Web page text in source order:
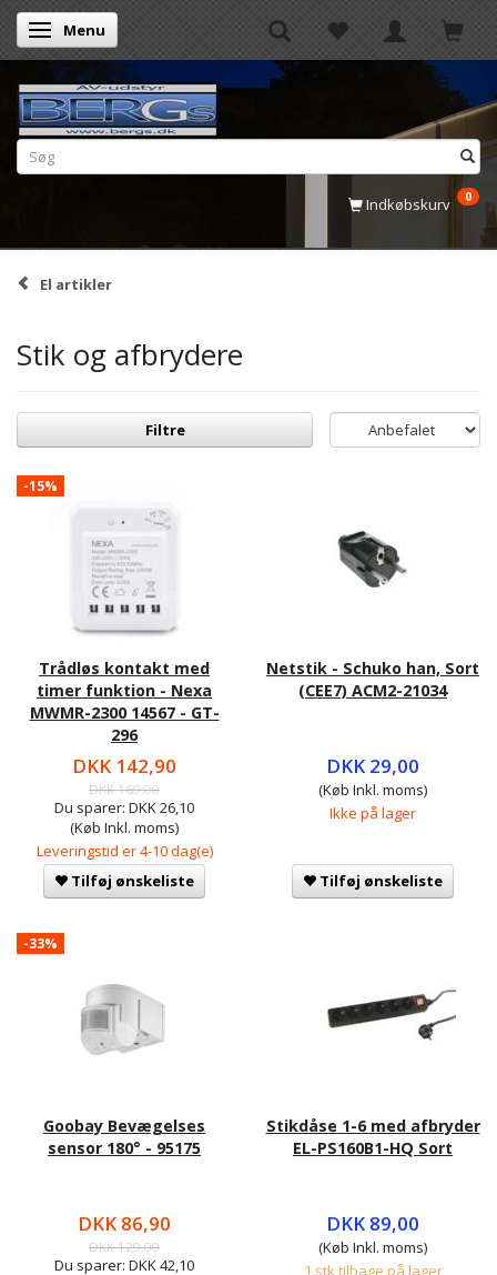
Skifte navigation
Menu
Indkøbskurv 0
El artikler
Stik og afbrydere
Filtre
-15%
Trådløs kontakt med
timer funktion - Nexa
MWMR-2300 14567 - GT-
296
DKK 142,90
DKK 169,00
Du sparer: DKK 26,10
(Køb Inkl. moms)
Leveringstid er 4-10 dag(e)
Tilføj ønskeliste
Netstik - Schuko han, Sort
(CEE7) ACM2-21034
DKK 29,00
(Køb Inkl. moms)
Ikke på lager
Tilføj ønskeliste
-33%
Goobay Bevægelses
sensor 180° - 95175
DKK 86,90
DKK 129,00
Du sparer: DKK 42,10
Stikdåse 1-6 med afbryder
EL-PS160B1-HQ Sort
DKK 89,00
(Køb Inkl. moms)
1 stk tilbage på lager